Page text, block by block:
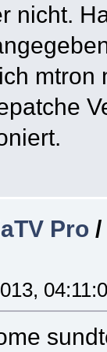
nicht.
mtron
Pro